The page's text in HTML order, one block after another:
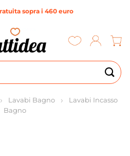
sopra i 460 euro
Lavabi Bagno
Lavabi Incasso
Bagno